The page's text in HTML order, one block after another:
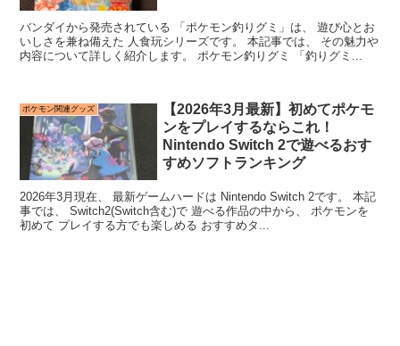
バンダイから発売されている 「ポケモン釣りグミ」は、 遊び心とお
いしさを兼ね備えた 人食玩シリーズです。 本記事では、 その魅力や
内容について詳しく紹介します。 ポケモン釣りグミ 「釣りグミ...
ポケモン関連グッズ
【2026年3月最新】初めてポケモ
ンをプレイするならこれ！
Nintendo Switch 2で遊べるおす
すめソフトランキング
2026年3月現在、 最新ゲームハードは Nintendo Switch 2です。 本記
事では、 Switch2(Switch含む)で 遊べる作品の中から、 ポケモンを
初めて プレイする方でも楽しめる おすすめタ...